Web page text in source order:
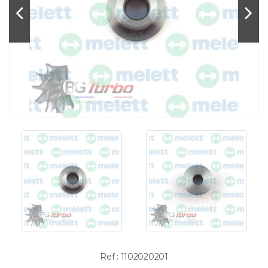
Ref : 1102020201